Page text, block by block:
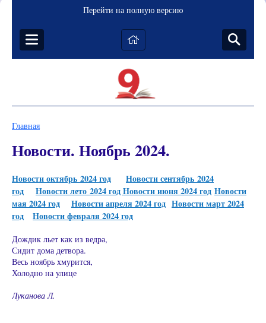
Перейти на полную версию
Главная
Новости. Ноябрь 2024.
Новости октябрь 2024 год
Новости сентябрь 2024
год
Новости лето 2024 год Новости июня 2024 год Новости
мая 2024 год
Новости апреля 2024 год Новости март 2024
год
Новости февраля 2024 год
Дождик льет как из ведра,
Сидит дома детвора.
Весь ноябрь хмурится,
Холодно на улице
Луканова Л.